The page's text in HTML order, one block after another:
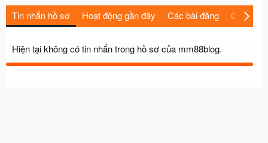
Tin nhắn hồ sơ Hoạt động gần đây Các bài đăng Giới thiệu
Hiện tại không có tin nhắn trong hồ sơ của mm88blog.